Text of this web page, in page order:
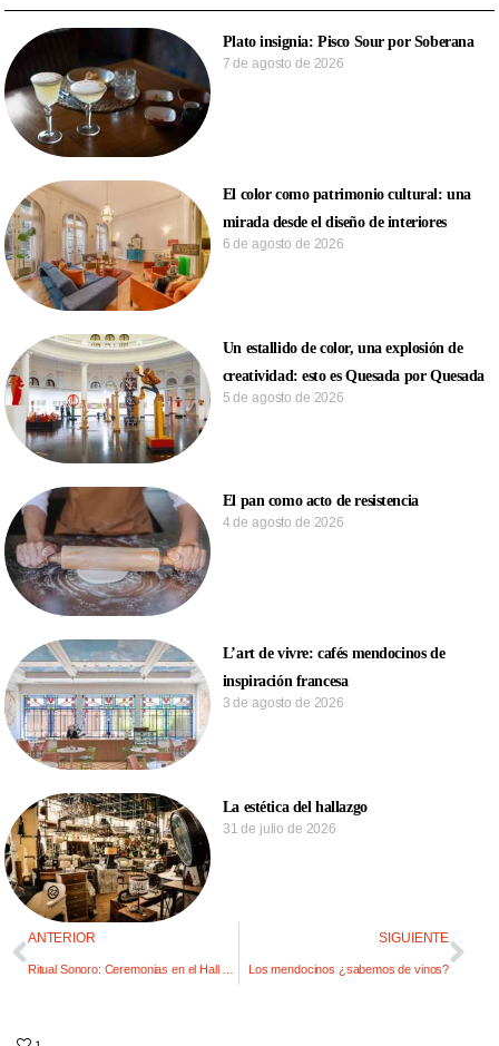
Plato insignia: Pisco Sour por Soberana
7 de agosto de 2026
El color como patrimonio cultural: una
mirada desde el diseño de interiores
6 de agosto de 2026
Un estallido de color, una explosión de
creatividad: esto es Quesada por Quesada
5 de agosto de 2026
El pan como acto de resistencia
4 de agosto de 2026
L’art de vivre: cafés mendocinos de
inspiración francesa
3 de agosto de 2026
La estética del hallazgo
31 de julio de 2026
ANTERIOR SIGUIENTE
Los mendocinos ¿sabemos de vinos?